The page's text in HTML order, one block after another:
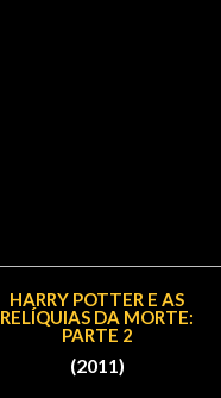
HARRY POTTER E AS
RELÍQUIAS DA MORTE:
PARTE 2
(2011)